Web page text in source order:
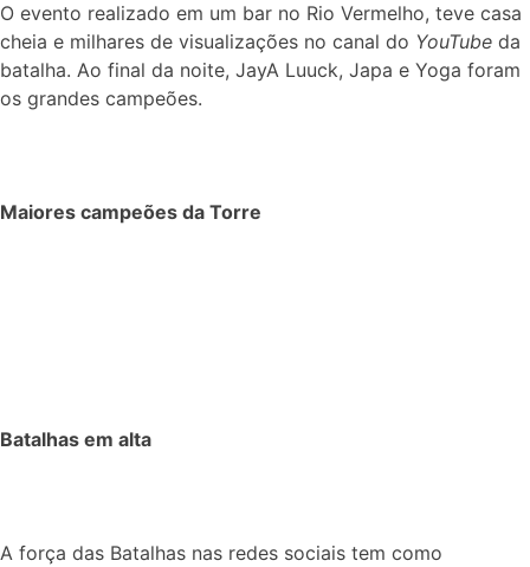
O evento realizado em um bar no Rio Vermelho, teve casa
cheia e milhares de visualizações no canal do YouTube da
batalha. Ao final da noite, JayA Luuck, Japa e Yoga foram
os grandes campeões.
Maiores campeões da Torre
Batalhas em alta
A força das Batalhas nas redes sociais tem como